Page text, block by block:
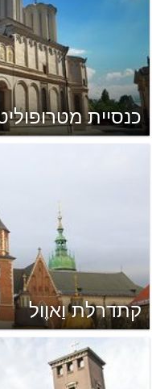
כנסיית
קתדרלת וַאוֶול